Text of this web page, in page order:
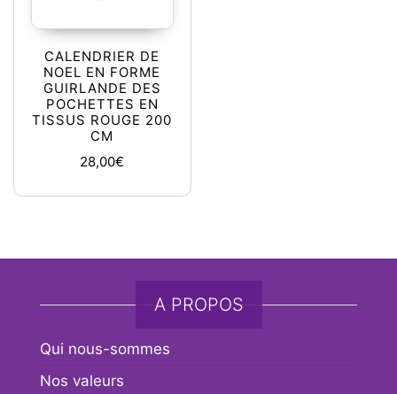
CALENDRIER DE
NOEL EN FORME
GUIRLANDE DES
POCHETTES EN
TISSUS ROUGE 200
CM
28,00€
A PROPOS
Qui nous-sommes
Nos valeurs